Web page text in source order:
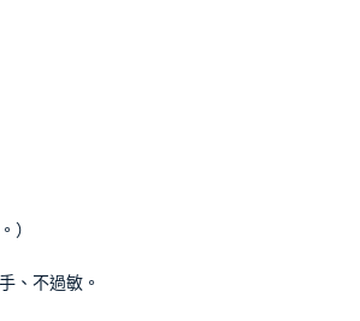
）
、不過敏。